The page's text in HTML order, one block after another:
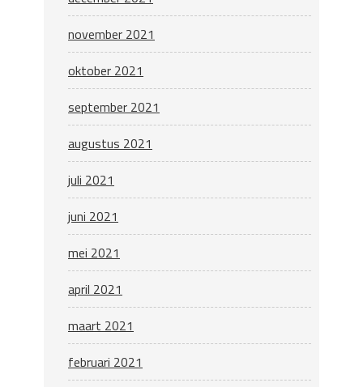
november 2021
oktober 2021
september 2021
augustus 2021
juli 2021
juni 2021
mei 2021
april 2021
maart 2021
februari 2021